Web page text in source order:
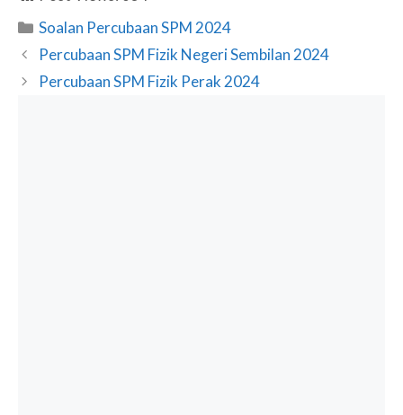
Categories
Soalan Percubaan SPM 2024
Percubaan SPM Fizik Negeri Sembilan 2024
Percubaan SPM Fizik Perak 2024